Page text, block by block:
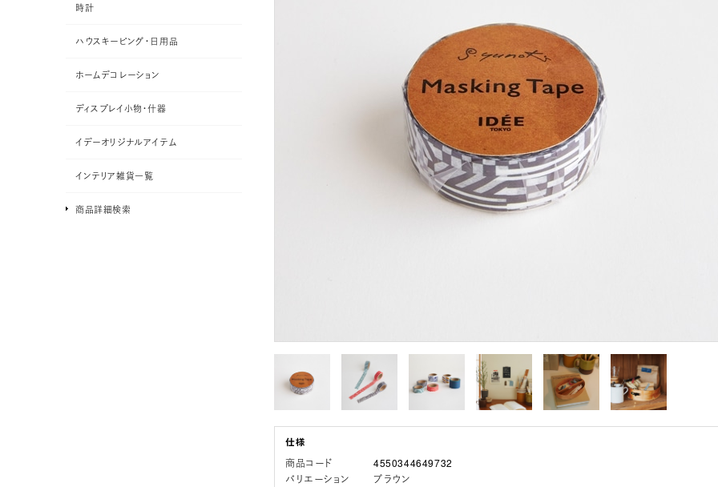
商品コード
4550344649732
バリエーション
ブラウン
時計
ハウスキーピング・日用品
ホームデコレーション
ディスプレイ小物・什器
イデーオリジナルアイテム
インテリア雑貨一覧
商品詳細検索